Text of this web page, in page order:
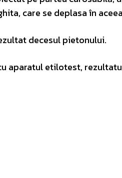
care se deplasa în
decesul pietonului.
aparatul etilotest,